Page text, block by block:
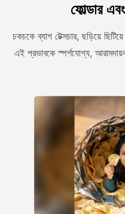
ফোল্ডার
চকচকে ব্যাগ টেক্সচার, ছড়িয়ে
এই প্রভাবকে স্পর্শযোগ্য, আরামদায়ক